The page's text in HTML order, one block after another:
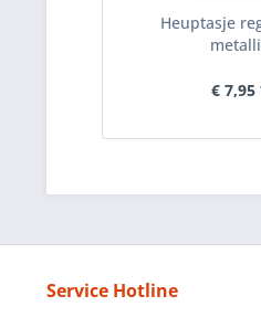
Heuptasje
€ 7,95
Service Hotline